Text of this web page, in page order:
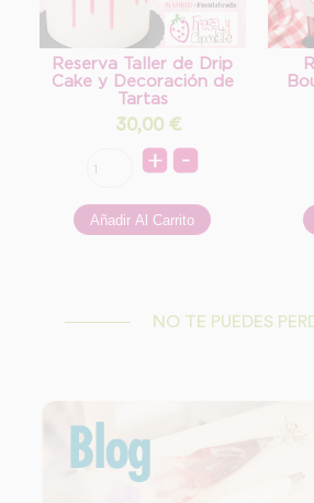
Reserva Taller de Drip
Cake y Decoración de
Tartas
30,00 €
NO TE PUEDES